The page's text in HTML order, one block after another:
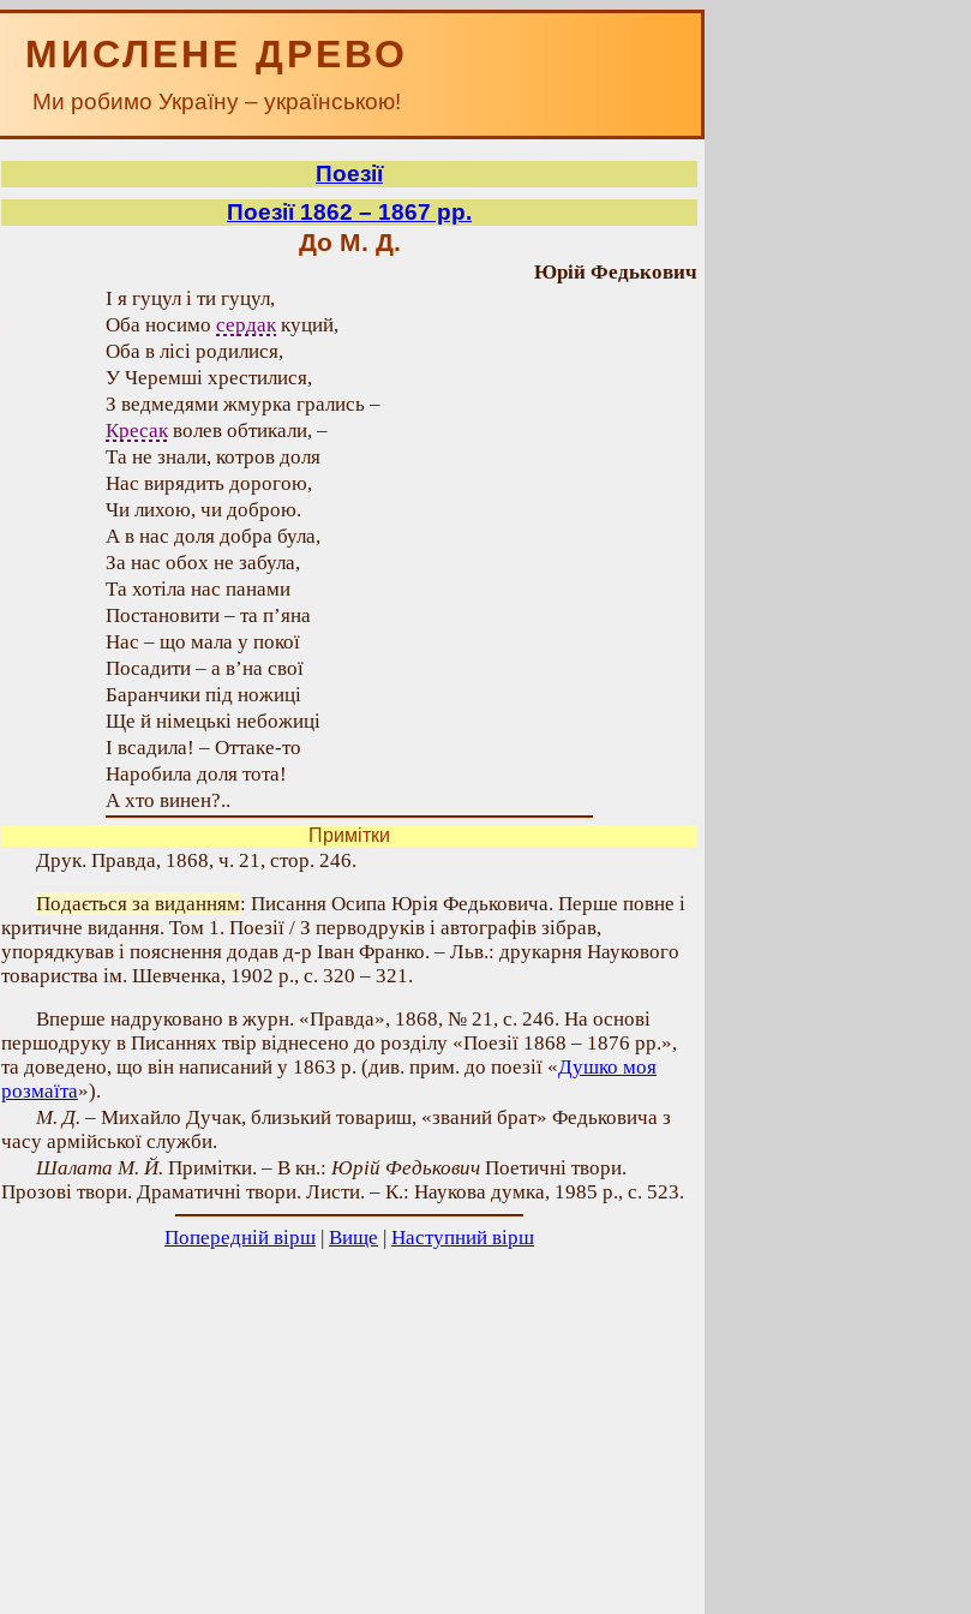
МИСЛЕНЕ ДРЕВО
Ми робимо Україну – українською!
Поезії
Поезії 1862 – 1867 рр.
До М. Д.
Юрій Федькович
І я гуцул і ти гуцул,
Оба носимо сердаккуций,
Оба в лісі родилися,
У Черемші хрестилися,
З ведмедями жмурка грались –
Кресакволев обтикали, –
Та не знали, котров доля
Нас вирядить дорогою,
Чи лихою, чи доброю.
А в нас доля добра була,
За нас обох не забула,
Та хотіла нас панами
Постановити – та п’яна
Нас – що мала у покої
Посадити – а в’на свої
Баранчики під ножиці
Ще й німецькі небожиці
І всадила! – Оттаке-то
Наробила доля тота!
А хто винен?..
Примітки
Друк. Правда, 1868, ч. 21, стор. 246.
Подається за виданням: Писання Осипа Юрія Федьковича. Перше повне і
критичне видання. Том 1. Поезії / З перводруків і автографів зібрав,
упорядкував і пояснення додав д-р Іван Франко. – Льв.: друкарня Наукового
товариства ім. Шевченка, 1902 р., с. 320 – 321.
Вперше надруковано в журн. «Правда», 1868, № 21, с. 246. На основі
першодруку в Писаннях твір віднесено до розділу «Поезії 1868 – 1876 рр.»,
та доведено, що він написаний у 1863 р. (див. прим. до поезії «Душко моя
розмаїта»).
М. Д. – Михайло Дучак, близький товариш, «званий брат» Федьковича з
часу армійської служби.
Шалата М. Й. Примітки. – В кн.: Юрій Федькович Поетичні твори.
Прозові твори. Драматичні твори. Листи. – К.: Наукова думка, 1985 р., с. 523.
Попередній вірш | Вище | Наступний вірш